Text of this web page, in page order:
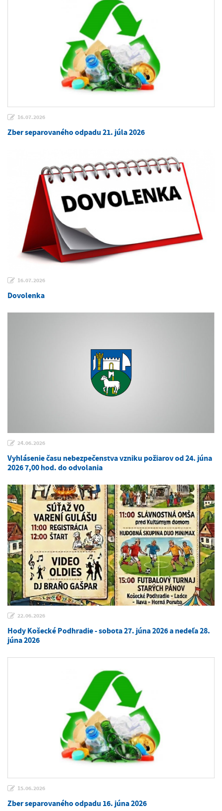
16.07.2026
Zber separovaného odpadu 21. júla 2026
16.07.2026
Dovolenka
24.06.2026
Vyhlásenie času nebezpečenstva vzniku požiarov od 24. júna
2026 7,00 hod. do odvolania
22.06.2026
Hody Košecké Podhradie - sobota 27. júna 2026 a nedeľa 28.
júna 2026
15.06.2026
Zber separovaného odpadu 16. júna 2026